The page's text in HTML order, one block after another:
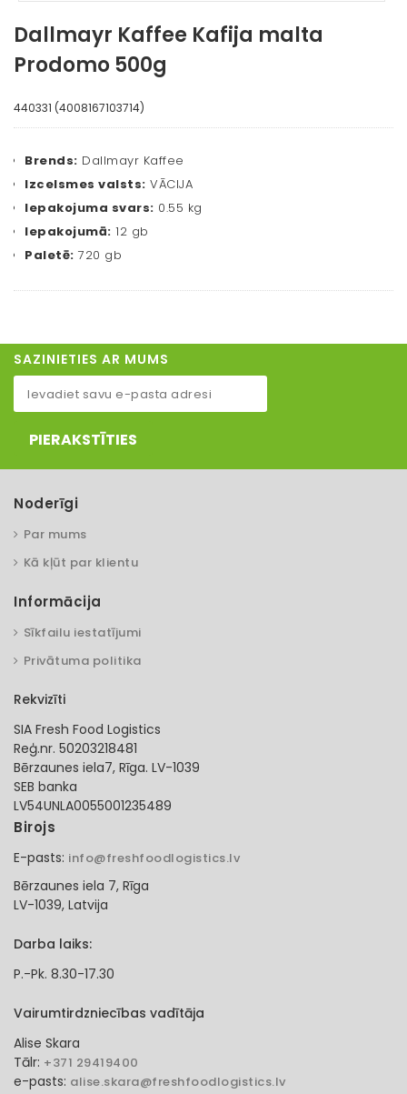
Dallmayr Kaffee Kafija malta
Prodomo 500g
440331 (4008167103714)
Brends: Dallmayr Kaffee
Izcelsmes valsts: VĀCIJA
Iepakojuma svars: 0.55 kg
Iepakojumā: 12 gb
Paletē: 720 gb
SAZINIETIES AR MUMS
PIERAKSTĪTIES
Noderīgi
Par mums
Kā kļūt par klientu
Informācija
Sīkfailu iestatījumi
Privātuma politika
Rekvizīti
SIA Fresh Food Logistics
Reģ.nr. 50203218481
Bērzaunes iela7, Rīga. LV-1039
SEB banka
LV54UNLA0055001235489
Birojs
E-pasts: info@freshfoodlogistics.lv
Bērzaunes iela 7, Rīga
LV-1039, Latvija
Darba laiks:
P.-Pk. 8.30-17.30
Vairumtirdzniecības vadītāja
Alise Skara
Tālr: +371 29419400
e-pasts: alise.skara@freshfoodlogistics.lv